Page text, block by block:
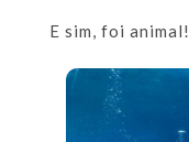
E sim, foi animal!